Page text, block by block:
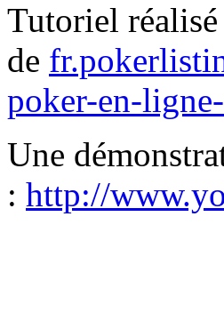
Tutoriel
de
poker-en-
Une
: http://